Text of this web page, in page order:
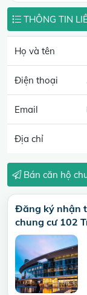
THÔNG TIN
Họ và tên
Điện thoại
Email
Địa chỉ
Bán căn hộ
Đăng ký nhận
chung cư 102